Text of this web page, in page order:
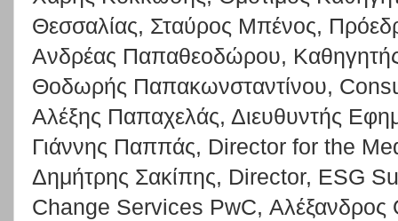
Θεσσαλίας, Σταύρος Μπένος,
Ανδρέας Παπαθεοδώρου, Καθηγητής
Θοδωρής Παπακωνσταντίνου,
Αλέξης Παπαχελάς, Διευθυντής
Γιάννης Παππάς, Director for the
Δημήτρης Σακίπης, Director, ESG
Change Services PwC, Αλέξανδρος